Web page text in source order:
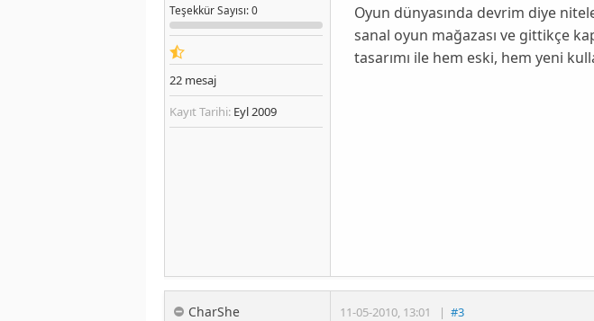
TeşekkürSayısı: 0
22 mesaj
Kayıt Tarihi: Eyl 2009
Oyun dünyasında devrim diye
sanal oyun mağazası ve gittikçe
tasarımı ile hem eski, hem yeni
CharShe 11-05-2010, 13:01 | #3